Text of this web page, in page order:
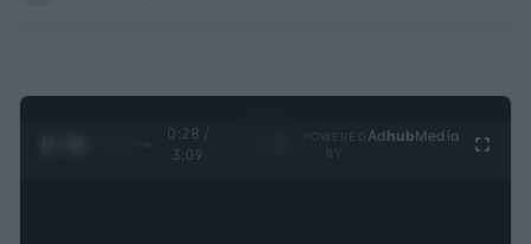
0:28 /
3:09
Ad hubMedia